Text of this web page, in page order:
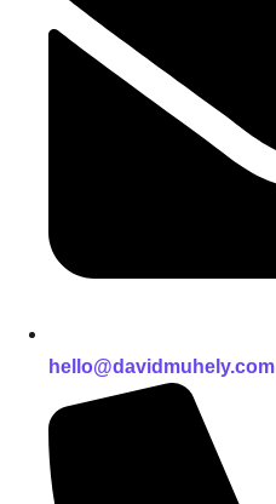
hello@davidmuhely.com